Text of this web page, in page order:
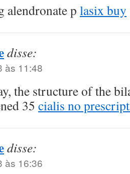
alendronate p lasix buy
disse:
às 11:48
the structure of the
35 cialis no
disse:
às 16:36